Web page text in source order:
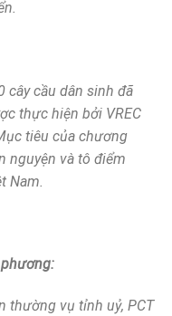
.
cây cầu dân sinh đã
thực hiện bởi VREC
tiêu của chương
nguyện và tô điểm
Nam.
thường vụ tỉnh uỷ, PCT